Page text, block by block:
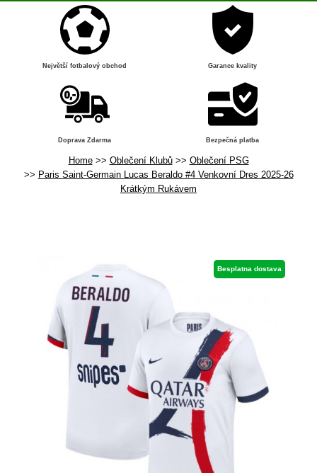
Největší fotbalový obchod Garance kvality
Doprava Zdarma Bezpečná platba
Home Oblečení Klubů
Oblečení PSG
Paris Saint-Germain Lucas Beraldo #4 Venkovní Dres 2025-26
Krátkým Rukávem
Besplatna dostava